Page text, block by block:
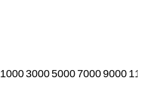
100030005000 70009000